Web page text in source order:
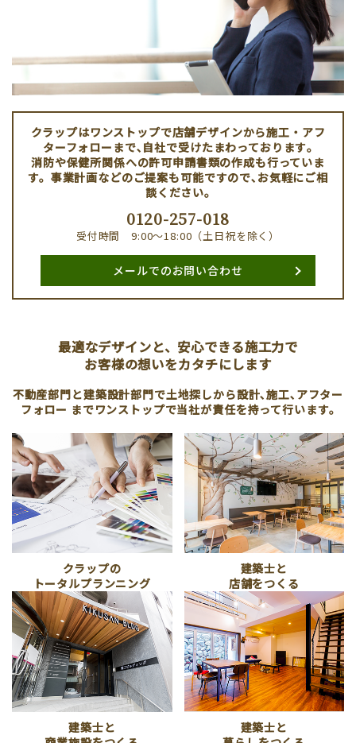
クラップはワンストップで店舗デザインから施工・アフ
ターフォローまで､自社で受けたまわっております｡
消防や保健所関係への許可申請書類の作成も行っていま
す。事業計画などのご提案も可能ですので､お気軽にご相
談ください｡
0120-257-018
受付時間 9:00〜18:00（土日祝を除く）
メールでのお問い合わせ
最適なデザインと、安心できる施工力で
お客様の想いをカタチにします
不動産部門と建築設計部門で土地探しから設計､施工､アフター
フォロー までワンストップで当社が責任を持って行います｡
クラップの
トータルプランニング
建築士と
店舗をつくる
建築士と
建築士と